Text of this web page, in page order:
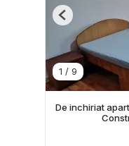
1 / 9
Previous
De inchiriat